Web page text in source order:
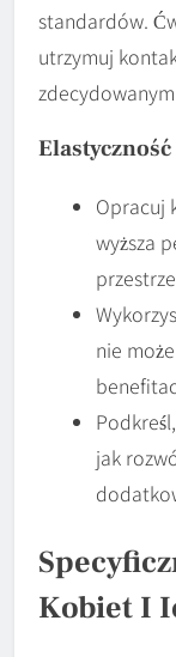
standardów.
utrzymuj
Opracuj
wyższa
nie
jak
Kobiet I